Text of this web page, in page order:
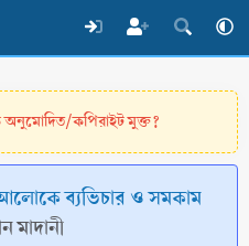
অনুমোদিত/কপিরাইট মুক্ত?
ব্যভিচার ও সমকাম
মাদানী